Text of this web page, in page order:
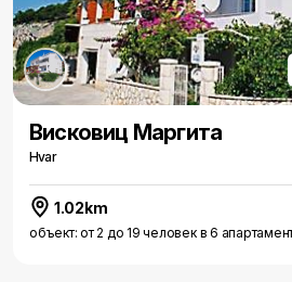
Висковиц Маргита
Hvar
1.02km
объект: от 2 до 19 человек в 6